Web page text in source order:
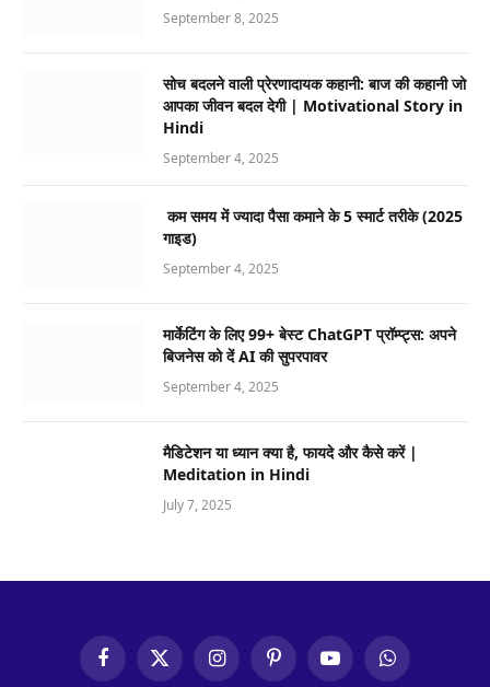
September 8, 2025
सोच बदलने वाली प्रेरणादायक कहानी: बाज की कहानी जो
आपका जीवन बदल देगी | Motivational Story in
Hindi
September 4, 2025
कम समय में ज्यादा पैसा कमाने के 5 स्मार्ट तरीके (2025
गाइड)
September 4, 2025
मार्केटिंग के लिए 99+ बेस्ट ChatGPT प्रॉम्प्ट्स: अपने
बिजनेस को दें AI की सुपरपावर
September 4, 2025
मैडिटेशन या ध्यान क्या है, फायदे और कैसे करें |
Meditation in Hindi
July 7, 2025
FacebookX
InstagramPinterestYouTubeWhatsApp